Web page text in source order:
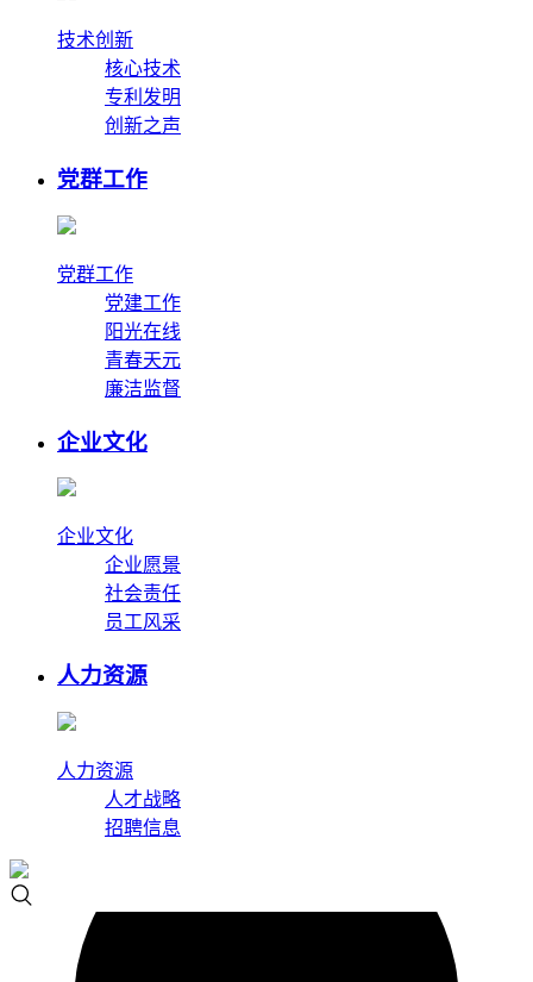
技术创新
核心技术
专利发明
创新之声
党群工作
党群工作
党建工作
阳光在线
青春天元
廉洁监督
企业文化
企业文化
企业愿景
社会责任
员工风采
人力资源
人力资源
人才战略
招聘信息